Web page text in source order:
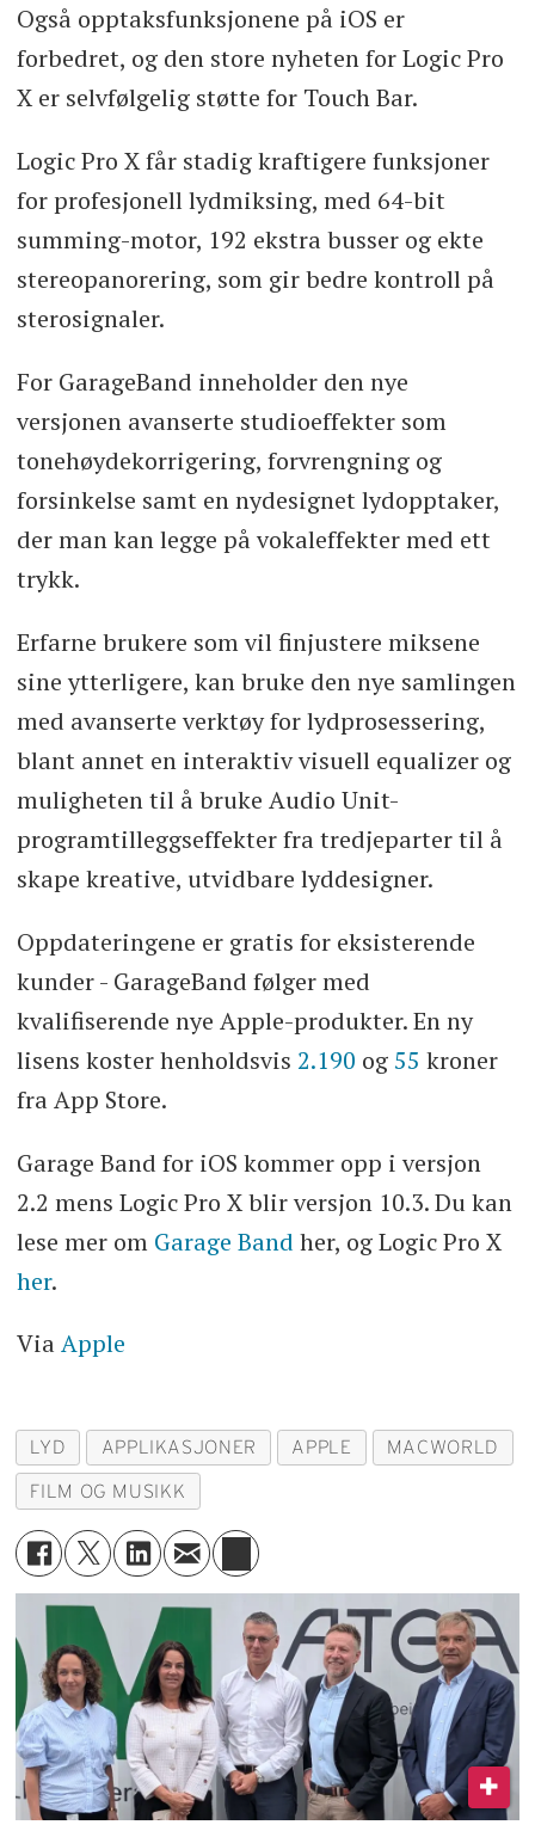
Også opptaksfunksjonene på iOS er
forbedret, og den store nyheten for Logic Pro
X er selvfølgelig støtte for Touch Bar.
Logic Pro X får stadig kraftigere funksjoner
for profesjonell lydmiksing, med 64-bit
summing-motor, 192 ekstra busser og ekte
stereopanorering, som gir bedre kontroll på
sterosignaler.
For GarageBand inneholder den nye
versjonen avanserte studioeffekter som
tonehøydekorrigering, forvrengning og
forsinkelse samt en nydesignet lydopptaker,
der man kan legge på vokaleffekter med ett
trykk.
Erfarne brukere som vil finjustere miksene
sine ytterligere, kan bruke den nye samlingen
med avanserte verktøy for lydprosessering,
blant annet en interaktiv visuell equalizer og
muligheten til å bruke Audio Unit-
programtilleggseffekter fra tredjeparter til å
skape kreative, utvidbare lyddesigner.
Oppdateringene er gratis for eksisterende
kunder - GarageBand følger med
kvalifiserende nye Apple-produkter. En ny
lisens koster henholdsvis 2.190 og 55 kroner
fra App Store.
Garage Band for iOS kommer opp i versjon
2.2 mens Logic Pro X blir versjon 10.3. Du kan
lese mer om Garage Band her, og Logic Pro X
her.
Via Apple
LYD APPLIKASJONER APPLE MACWORLD
FILM OG MUSIKK